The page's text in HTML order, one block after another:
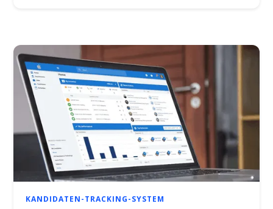
KANDIDATEN-TRACKING-SYSTEM